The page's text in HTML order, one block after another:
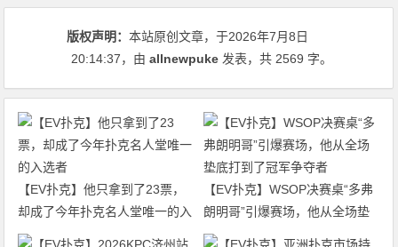
版权声明：本站原创文章，于2026年7月8日
20:14:37，由allnewpuke 发表，共 2569 字。
【EV扑克】他只拿到了23票，
却成了今年扑克名人堂唯一的入
选者
【EV扑克】WSOP决赛桌“多弗
朗明哥”引爆赛场，他从全场垫
底打到了冠军争夺者